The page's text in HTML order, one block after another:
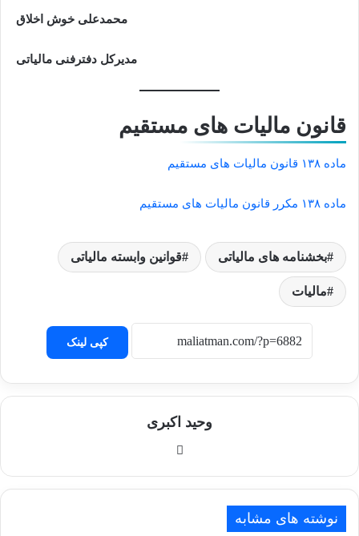
محمدعلی خوش اخلاق
مدیرکل دفترفنی مالیاتی
قانون مالیات های مستقیم
ماده ۱۳۸ قانون مالیات های مستقیم
ماده ۱۳۸ مکرر قانون مالیات های مستقیم
بخشنامه های مالیاتی قوانین وابسته مالیاتی
مالیات
کپی لینک
وحید اکبری
نوشته های مشابه